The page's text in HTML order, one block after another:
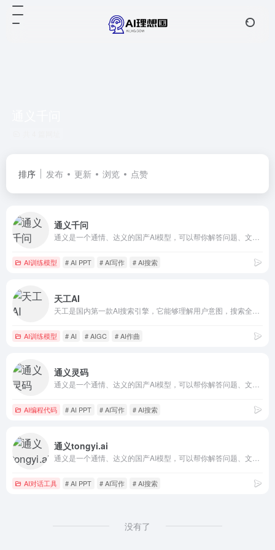
排序 发布 更新 浏览 点赞
通义千问
AI训练模型 # AI PPT # AI写作 # AI搜索
天工AI
AI训练模型 # AI # AIGC # AI作曲
通义灵码
AI编程代码 # AI PPT # AI写作 # AI搜索
通义tongyi.ai
AI对话工具 # AI PPT # AI写作 # AI搜索
没有了